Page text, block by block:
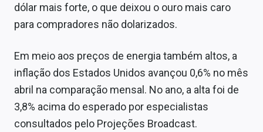
dólar mais forte, o que deixou o ouro mais caro
para compradores não dolarizados.
Em meio aos preços de energia também altos, a
inflação dos Estados Unidos avançou 0,6% no mês
abril na comparação mensal. No ano, a alta foi de
3,8% acima do esperado por especialistas
consultados pelo Projeções Broadcast.